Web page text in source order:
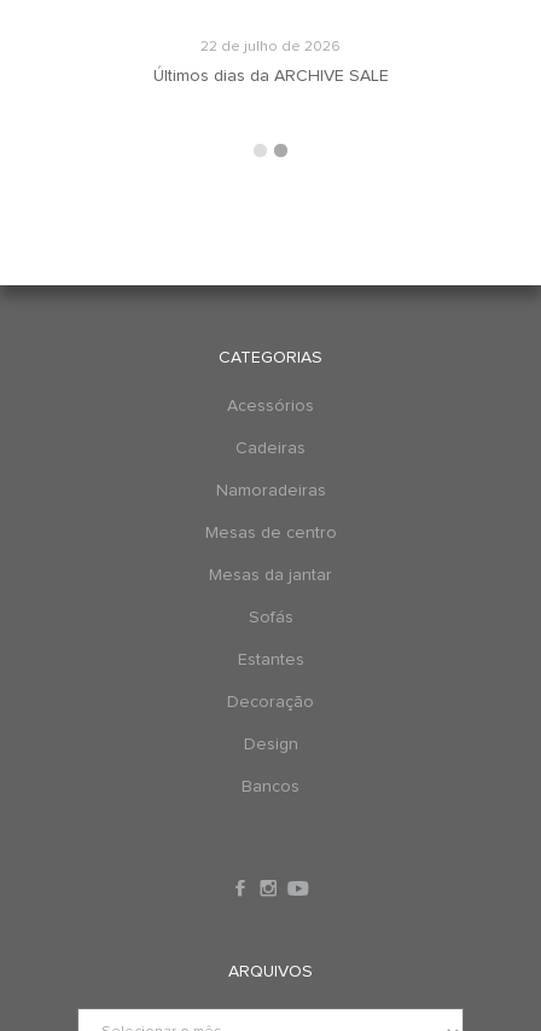
22 de julho de 2026
Últimos dias da ARCHIVE SALE
CATEGORIAS
Acessórios
Cadeiras
Namoradeiras
Mesas de centro
Mesas da jantar
Sofás
Estantes
Decoração
Design
Bancos
ARQUIVOS